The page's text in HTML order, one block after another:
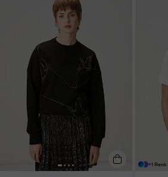
+1 Renk